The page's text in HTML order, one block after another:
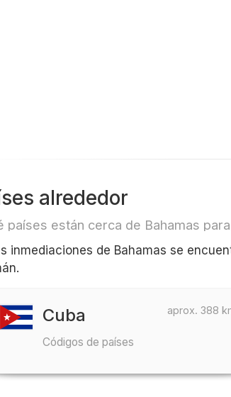
alrededor
países están cerca de Bahamas
inmediaciones de Bahamas se
aprox. 388
Cuba
Códigos de países